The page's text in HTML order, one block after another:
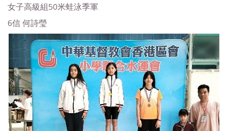
女子高級組50米蛙泳季軍
6信 何詩瑩